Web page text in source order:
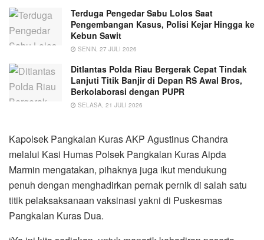
Terduga Pengedar Sabu Lolos Saat
Pengembangan Kasus, Polisi Kejar Hingga ke
Kebun Sawit
SENIN, 27 JULI 2026
Ditlantas Polda Riau Bergerak Cepat Tindak
Lanjuti Titik Banjir di Depan RS Awal Bros,
Berkolaborasi dengan PUPR
SELASA, 21 JULI 2026
Kapolsek Pangkalan Kuras AKP Agustinus Chandra
melalui Kasi Humas Polsek Pangkalan Kuras Aipda
Marmin mengatakan, pihaknya juga ikut mendukung
penuh dengan menghadirkan pernak pernik di salah satu
titik pelaksaksanaan vaksinasi yakni di Puskesmas
Pangkalan Kuras Dua.